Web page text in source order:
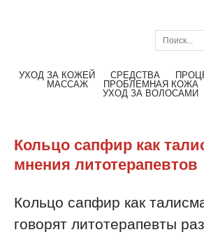
УХОД ЗА КОЖЕЙ СРЕДСТВА
МАССАЖ
ПРОБЛЕМНАЯ КОЖА
УХОД ЗА ВОЛОСАМИ
Кольцо сапфир как
мнения литотерапевтов
Кольцо сапфир как
говорят литотерапевты